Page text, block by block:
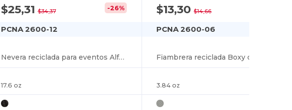
$25,31$34,37 -26%
PCNA 2600-12
Nevera reciclada para eventos Alfresco de 24 latas
17.6 oz
$13,30$14,66
PCNA 2600-06
Fiambrera reciclada Boxy de 9 latas
3.84 oz